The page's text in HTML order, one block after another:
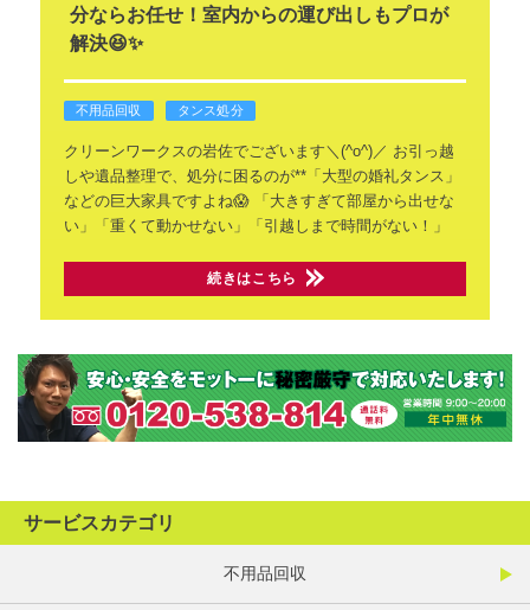
分ならお任せ！室内からの運び出しもプロが
解決😆✨
不用品回収 タンス処分
クリーンワークスの岩佐でございます＼(^o^)／ お引っ越
しや遺品整理で、処分に困るのが**「大型の婚礼タンス」
などの巨大家具ですよね😱
「大きすぎて部屋から出せな
い」「重くて動かせない」「引越しまで時間がない！」
続きはこちら
サービスカテゴリ
不用品回収